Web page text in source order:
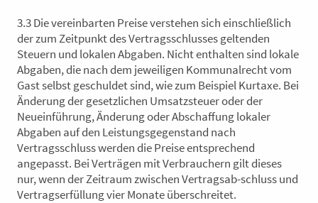
3.3 Die vereinbarten Preise verstehen sich einschließlich
der zum Zeitpunkt des Vertragsschlusses geltenden
Steuern und lokalen Abgaben. Nicht enthalten sind lokale
Abgaben, die nach dem jeweiligen Kommunalrecht vom
Gast selbst geschuldet sind, wie zum Beispiel Kurtaxe. Bei
Änderung der gesetzlichen Umsatzsteuer oder der
Neueinführung, Änderung oder Abschaffung lokaler
Abgaben auf den Leistungsgegenstand nach
Vertragsschluss werden die Preise entsprechend
angepasst. Bei Verträgen mit Verbrauchern gilt dieses
nur, wenn der Zeitraum zwischen Vertragsab-schluss und
Vertragserfüllung vier Monate überschreitet.